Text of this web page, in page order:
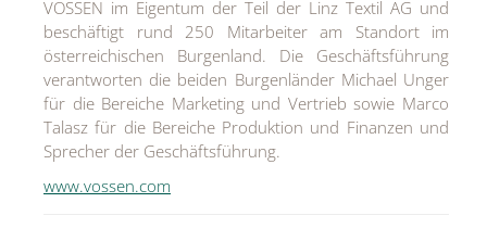
VOSSEN im Eigentum der Teil der Linz Textil AG und
beschäftigt rund 250 Mitarbeiter am Standort im
österreichischen Burgenland. Die Geschäftsführung
verantworten die beiden Burgenländer Michael Unger
für die Bereiche Marketing und Vertrieb sowie Marco
Talasz für die Bereiche Produktion und Finanzen und
Sprecher der Geschäftsführung.
www.vossen.com